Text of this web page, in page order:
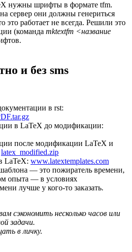
нужны шрифты в формате tfm.
сервер они должны генериться
это работает не всегда. Решили это
(команда mktextfm <название
и без sms
в rst:
в LaTeX до модификации:
после модификации LaTeX и
latex_modified.zip
LaTeX: www.latextemplates.com
— это пожиратель времени,
опыта — в условиях
лучше у кого-то заказать.
сэкономить несколько часов или
задачи.
в личку.